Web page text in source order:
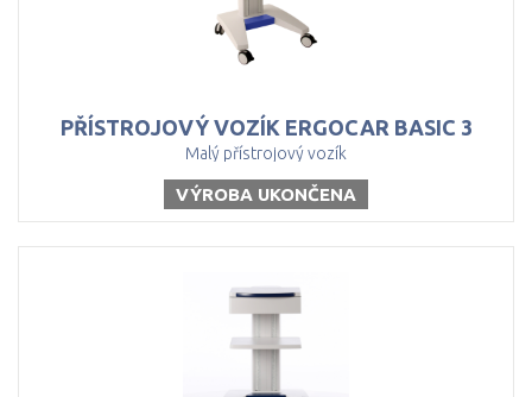
PŘÍSTROJOVÝ VOZÍK ERGOCAR BASIC 3
Malý přístrojový vozík
VÝROBA UKONČENA